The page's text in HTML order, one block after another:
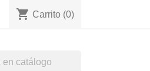
shopping_cart Carrito (0)